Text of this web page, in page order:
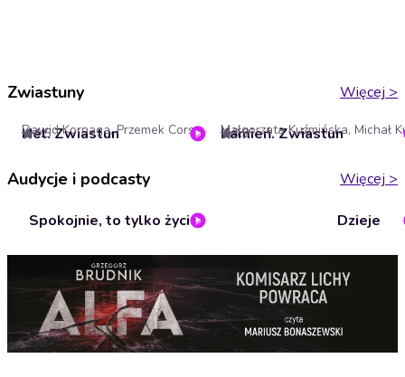
Zwiastuny Więcej >
Hel. Zwiastun
Dawid Kornaga, Przemek Corso
4.5 Kamień. Zwiastun
3.9
Audycje i podcasty Więcej >
Spokojnie, to tylko życie Dzieje